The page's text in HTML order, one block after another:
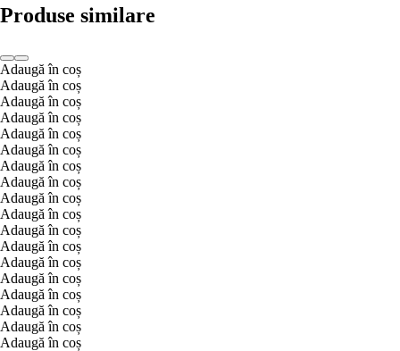
Produse similare
Adaugă în coș
Adaugă în coș
Adaugă în coș
Adaugă în coș
Adaugă în coș
Adaugă în coș
Adaugă în coș
Adaugă în coș
Adaugă în coș
Adaugă în coș
Adaugă în coș
Adaugă în coș
Adaugă în coș
Adaugă în coș
Adaugă în coș
Adaugă în coș
Adaugă în coș
Adaugă în coș